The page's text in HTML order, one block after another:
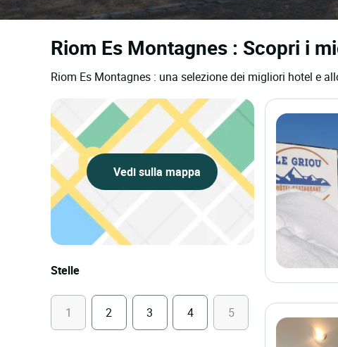
Riom Es Montagnes : Scopri i
Riom Es Montagnes : una selezione dei migliori hotel e
Vedi sulla mappa
Stelle
1 2 3 4 5